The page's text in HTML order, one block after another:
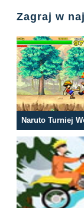
Zagraj w
Naruto Turniej